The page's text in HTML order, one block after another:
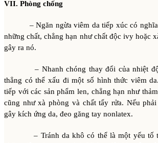
VII. Phòng chống
– Ngăn ngừa viêm da tiếp xúc có nghĩa
những chất, chẳng hạn như chất độc ivy hoặc
gây ra nó.
– Nhanh chóng thay đổi của nhiệt độ,
thẳng có thể xấu đi một số hình thức viêm
tiếp với các sản phẩm len, chẳng hạn như
cũng như xà phòng và chất tẩy rửa. Nếu
gây kích ứng da, đeo găng tay nonlatex.
– Tránh da khô có thể là một yếu tố